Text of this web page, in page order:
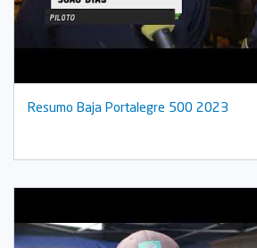
Resumo Baja Portalegre 500 2023